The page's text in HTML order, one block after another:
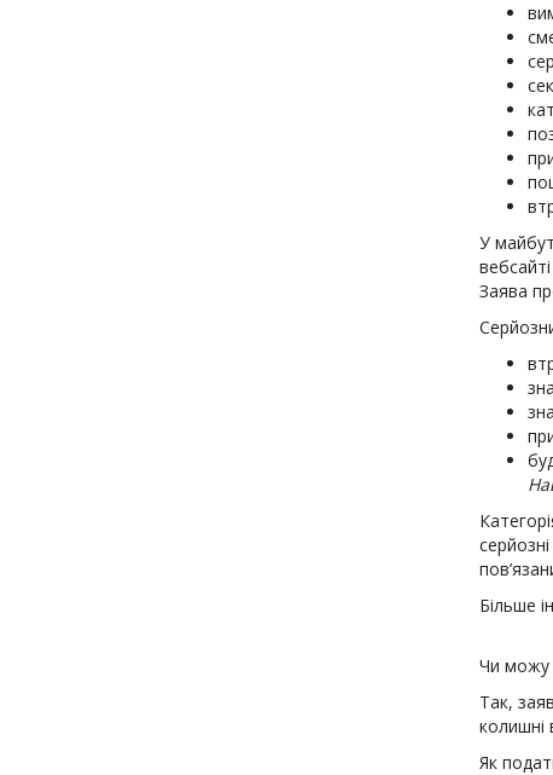
У
вебсайті
Заява
Більше
Чи можу
Так,
колишні
Як